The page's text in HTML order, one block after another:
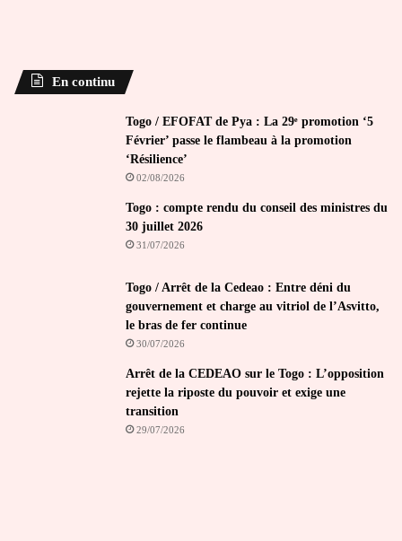
En continu
Togo / EFOFAT de Pya : La 29ᵉ promotion ‘5
Février’ passe le flambeau à la promotion
‘Résilience’
02/08/2026
Togo : compte rendu du conseil des ministres du
30 juillet 2026
31/07/2026
Togo / Arrêt de la Cedeao : Entre déni du
gouvernement et charge au vitriol de l’Asvitto,
le bras de fer continue
30/07/2026
Arrêt de la CEDEAO sur le Togo : L’opposition
rejette la riposte du pouvoir et exige une
transition
29/07/2026